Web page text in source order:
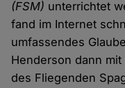
(FSM) unterrichtet
fand im Internet
umfassendes
Henderson dann
des Fliegenden